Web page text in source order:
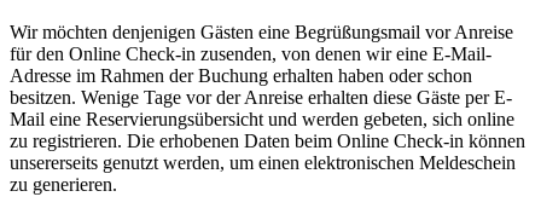
Wir möchten denjenigen Gästen eine Begrüßungsmail vor Anreise
für den Online Check-in zusenden, von denen wir eine E-Mail-
Adresse im Rahmen der Buchung erhalten haben oder schon
besitzen. Wenige Tage vor der Anreise erhalten diese Gäste per E-
Mail eine Reservierungsübersicht und werden gebeten, sich online
zu registrieren. Die erhobenen Daten beim Online Check-in können
unsererseits genutzt werden, um einen elektronischen Meldeschein
zu generieren.